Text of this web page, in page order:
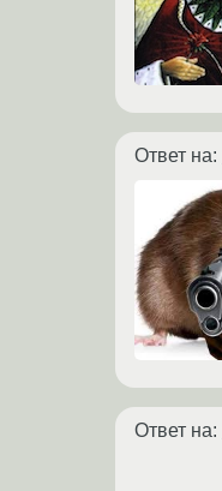
Ответ на:
Ответ на: